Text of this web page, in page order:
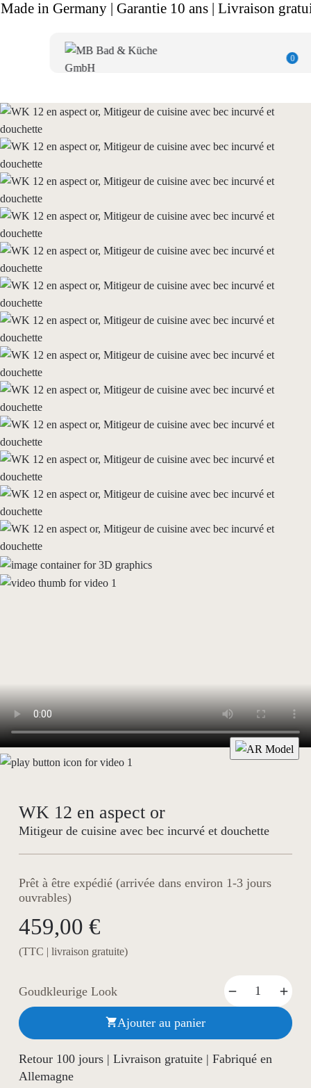
Made in Germany | Garantie 10 ans | Livraison
0
WK 12 en aspect or
Mitigeur de cuisine avec bec incurvé et douchette
Prêt à être expédié (arrivée dans environ 1-3 jours
ouvrables)
459,00 €
(TTC | livraison gratuite)
Goudkleurige Look
Ajouter au panier
Retour 100 jours | Livraison gratuite | Fabriqué en
Allemagne